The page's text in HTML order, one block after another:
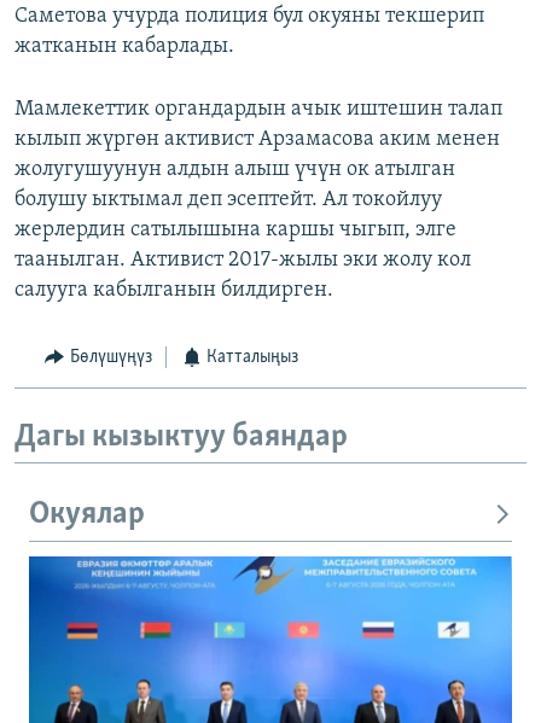
Саметова учурда полиция бул окуяны текшерип
жатканын кабарлады.
Мамлекеттик органдардын ачык иштешин талап
кылып жүргөн активист Арзамасова аким менен
жолугушуунун алдын алыш үчүн ок атылган
болушу ыктымал деп эсептейт. Ал токойлуу
жерлердин сатылышына каршы чыгып, элге
таанылган. Активист 2017-жылы эки жолу кол
салууга кабылганын билдирген.
Бөлүшүңүз Катталыңыз
Дагы кызыктуу баяндар
Окуялар